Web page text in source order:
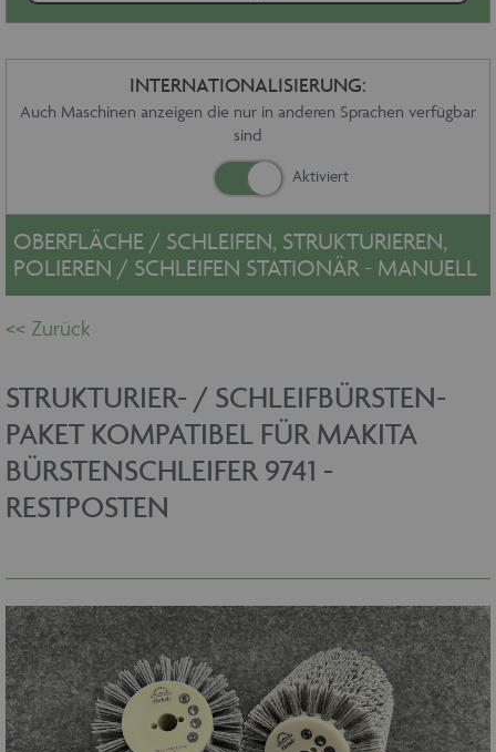
Absaugen - Versorgen -
Service
Kontakt
Impressum
Datenschutz
INTERNATIONALISIERUNG:
Auch Maschinen anzeigen die nur in anderen Sprachen verfügbar
sind
OBERFLÄCHE / SCHLEIFEN, STRUKTURIEREN,
POLIEREN / SCHLEIFEN STATIONÄR - MANUELL
STRUKTURIER- / SCHLEIFBÜRSTEN-
PAKET KOMPATIBEL FÜR MAKITA
BÜRSTENSCHLEIFER 9741 -
RESTPOSTEN